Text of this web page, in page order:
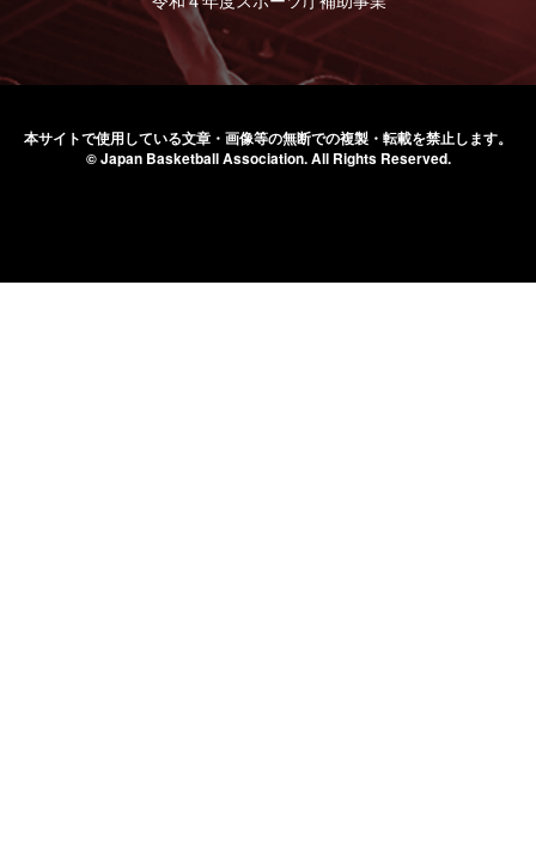
本サイトで使用している文章・画像等の無断での複製・転載を禁止します。
© Japan Basketball Association.All Rights Reserved.